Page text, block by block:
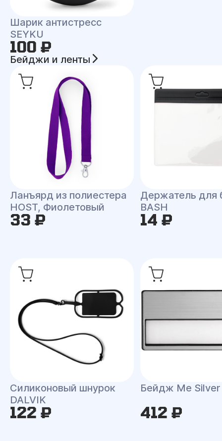
Шарик антистресс
SEYKU
100 ₽
Бейджи и ленты
Ланъярд из полиестера
HOST, Фиолетовый
33 ₽
Держатель для
BASH
14 ₽
Силиконовый шнурок
DALVIK
122 ₽
Бейдж Me Silver
412 ₽